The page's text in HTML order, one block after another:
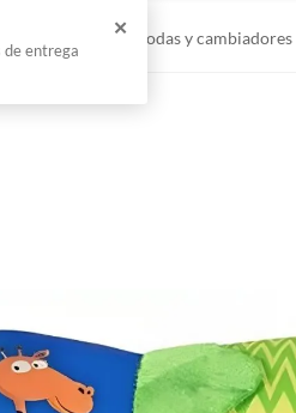
de entrega
✕
Bebé Cómodas y cambiadores